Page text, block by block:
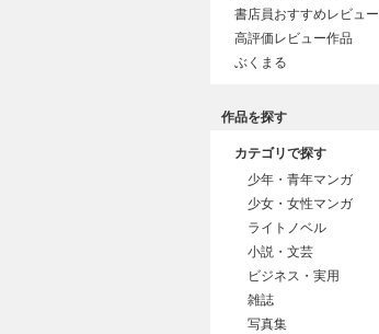
書店員おすすめレビュー
高評価レビュー作品
ぶくまる
作品を探す
カテゴリで探す
少年・青年マンガ
少女・女性マンガ
ライトノベル
小説・文芸
ビジネス・実用
雑誌
写真集